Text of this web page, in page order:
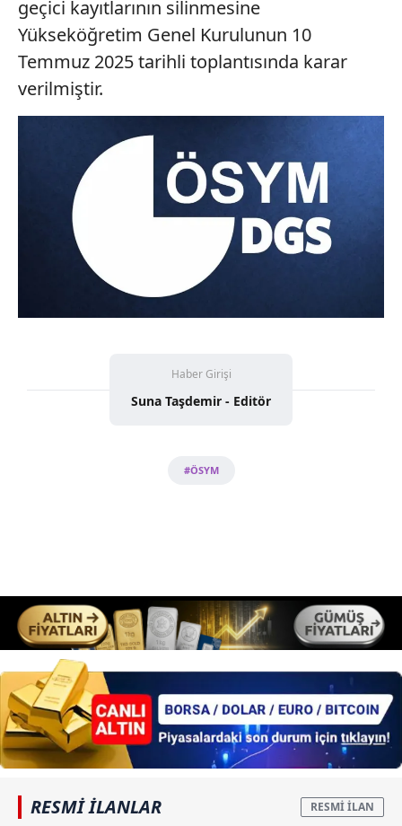
geçici kayıtlarının silinmesine
Yükseköğretim Genel Kurulunun 10
Temmuz 2025 tarihli toplantısında karar
verilmiştir.
Haber Girişi
Suna Taşdemir - Editör
#ÖSYM
RESMİ İLANLAR